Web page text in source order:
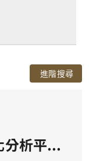
進階搜尋
業界級金融資料庫與量化分析平台:Bloomberg Terminal × BQuant